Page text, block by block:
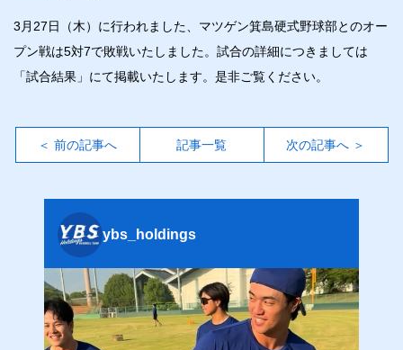
3月27日（木）に行われました、マツゲン箕島硬式野球部とのオー
プン戦は5対7で敗戦いたしました。試合の詳細につきましては
「試合結果」にて掲載いたします。是非ご覧ください。
＜ 前の記事へ 記事一覧 次の記事へ ＞
ybs_holdings